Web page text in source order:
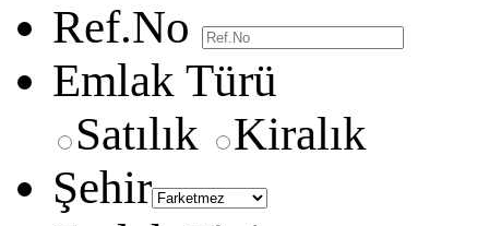
Ref.No
Emlak Türü
Satılık
Kiralık
Şehir